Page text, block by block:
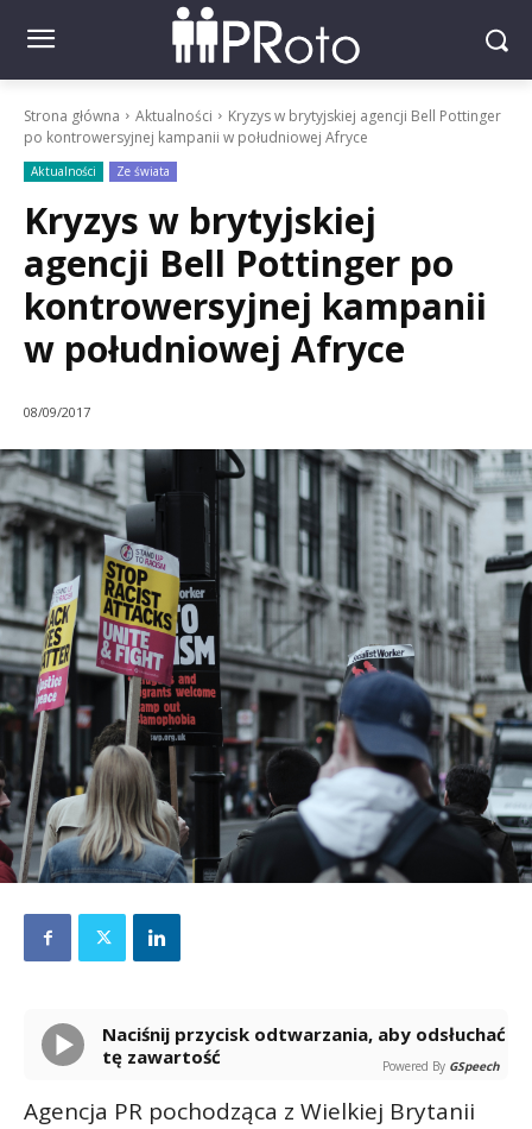
Strona główna Aktualności
Kryzys w brytyjskiej agencji Bell Pottinger
po kontrowersyjnej kampanii w południowej Afryce
Aktualności Ze świata
Kryzys w brytyjskiej
agencji Bell Pottinger po
kontrowersyjnej kampanii
w południowej Afryce
08/09/2017
Naciśnij przycisk odtwarzania, aby odsłuchać
tę zawartość
Powered By GSpeech
Agencja PR pochodząca z Wielkiej Brytanii